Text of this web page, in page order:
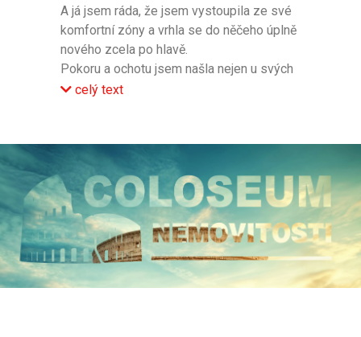
A já jsem ráda, že jsem vystoupila ze své
komfortní zóny a vrhla se do něčeho úplně
nového zcela po hlavě.
Pokoru a ochotu jsem našla nejen u svých
kolegů, ale i u vedení společnosti, což se
boomerang, co dáte, to se Vám rychle
vrátí. Jsem ráda, že můžu být součástí.
celý text